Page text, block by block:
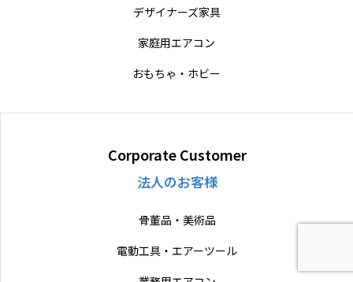
デザイナーズ家具
家庭用エアコン
おもちゃ・ホビー
Corporate Customer
法人のお客様
骨董品・美術品
電動工具・エアーツール